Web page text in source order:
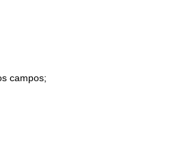
campos;